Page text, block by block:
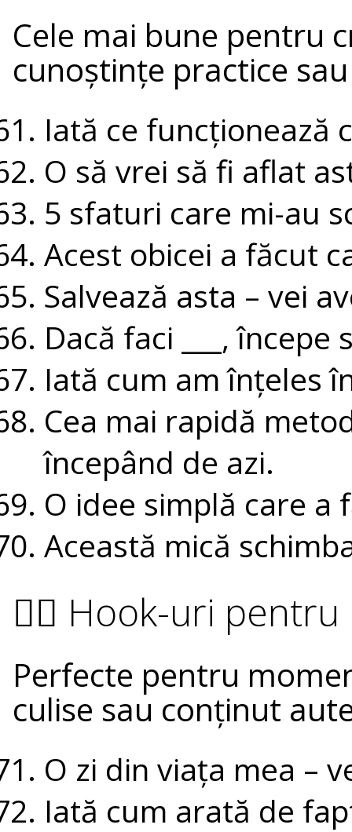
Cele mai bune pentru
cunoștințe practice
Iată ce funcționează
O să vrei să fi aflat
5 sfaturi care mi-au
Acest obicei a făcut
Salvează asta – vei
Dacă faci ___,
Iată cum am înțeles
Cea mai rapidă
începând de azi.
O idee simplă care
Această mică
🧍‍♀️ Hook-uri
Perfecte pentru
culise sau conținut
O zi din viața mea –
Iată cum arată de